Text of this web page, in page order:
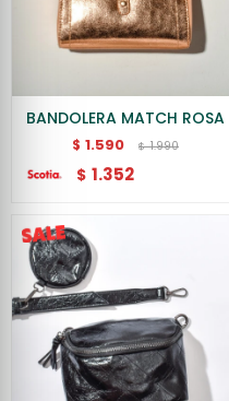
BANDOLERA MATCH ROSA
$ 1.590 $ 1.990
$ 1.352